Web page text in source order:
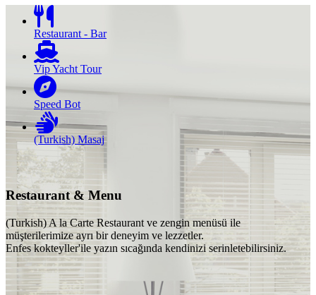
Restaurant - Bar
Vip Yacht Tour
Speed Bot
(Turkish) Masaj
Restaurant & Menu
(Turkish) A la Carte Restaurant ve zengin menüsü ile
müşterilerimize ayrı bir deneyim ve lezzetler.
Enfes kokteyller'ile yazın sıcağında kendinizi serinletebilirsiniz.